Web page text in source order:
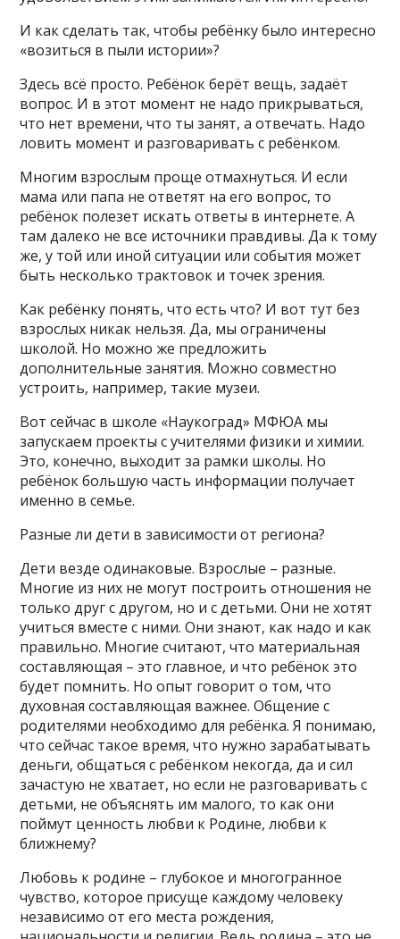
И как сделать так, чтобы ребёнку было интересно
«возиться в пыли истории»?
Здесь всё просто. Ребёнок берёт вещь, задаёт
вопрос. И в этот момент не надо прикрываться,
что нет времени, что ты занят, а отвечать. Надо
ловить момент и разговаривать с ребёнком.
Многим взрослым проще отмахнуться. И если
мама или папа не ответят на его вопрос, то
ребёнок полезет искать ответы в интернете. А
там далеко не все источники правдивы. Да к тому
же, у той или иной ситуации или события может
быть несколько трактовок и точек зрения.
Как ребёнку понять, что есть что? И вот тут без
взрослых никак нельзя. Да, мы ограничены
школой. Но можно же предложить
дополнительные занятия. Можно совместно
устроить, например, такие музеи.
Вот сейчас в школе «Наукоград» МФЮА мы
запускаем проекты с учителями физики и химии.
Это, конечно, выходит за рамки школы. Но
ребёнок большую часть информации получает
именно в семье.
Разные ли дети в зависимости от региона?
Дети везде одинаковые. Взрослые – разные.
Многие из них не могут построить отношения не
только друг с другом, но и с детьми. Они не хотят
учиться вместе с ними. Они знают, как надо и как
правильно. Многие считают, что материальная
составляющая – это главное, и что ребёнок это
будет помнить. Но опыт говорит о том, что
духовная составляющая важнее. Общение с
родителями необходимо для ребёнка. Я понимаю,
что сейчас такое время, что нужно зарабатывать
деньги, общаться с ребёнком некогда, да и сил
зачастую не хватает, но если не разговаривать с
детьми, не объяснять им малого, то как они
поймут ценность любви к Родине, любви к
ближнему?
Любовь к родине – глубокое и многогранное
чувство, которое присуще каждому человеку
независимо от его места рождения,